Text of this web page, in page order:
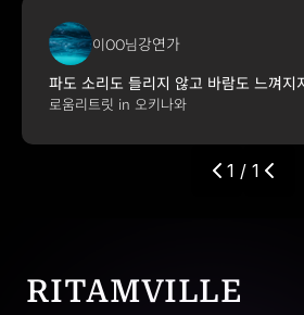
이OO님강연가
파도 소리도 들리지 않고 바람도 느껴지
로움리트릿 in 오키나와
1 / 1
RITAMVILLE